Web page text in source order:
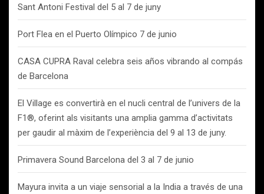
Sant Antoni Festival del 5 al 7 de juny
Port Flea en el Puerto Olímpico 7 de junio
CASA CUPRA Raval celebra seis años vibrando al compás
de Barcelona
El Village es convertirà en el nucli central de l’univers de la
F1®, oferint als visitants una amplia gamma d’activitats
per gaudir al màxim de l’experiència del 9 al 13 de juny.
Primavera Sound Barcelona del 3 al 7 de junio
Mayura invita a un viaje sensorial a la India a través de una